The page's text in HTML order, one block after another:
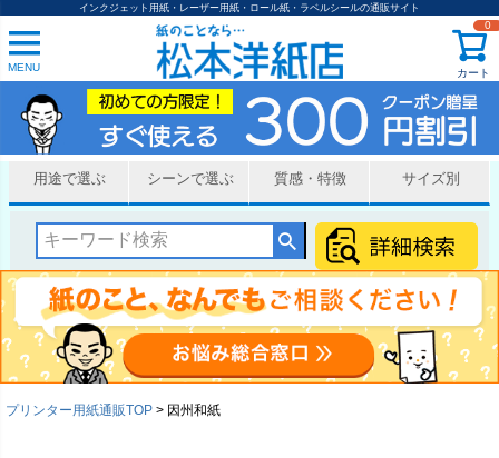
インクジェット用紙・レーザー用紙・ロール紙・ラベルシールの通販サイト
MENU カート
0
用途で選ぶ シーンで選ぶ 質感・特徴 サイズ別
プリンター用紙通販TOP 因州和紙